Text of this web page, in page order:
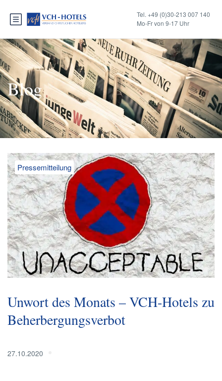
Tel. +49 (0)30-213 007 140
Mo-Fr von 9-17 Uhr
Blog
Pressemitteilung
Unwort des Monats – VCH-Hotels zu
Beherbergungsverbot
27.10.2020